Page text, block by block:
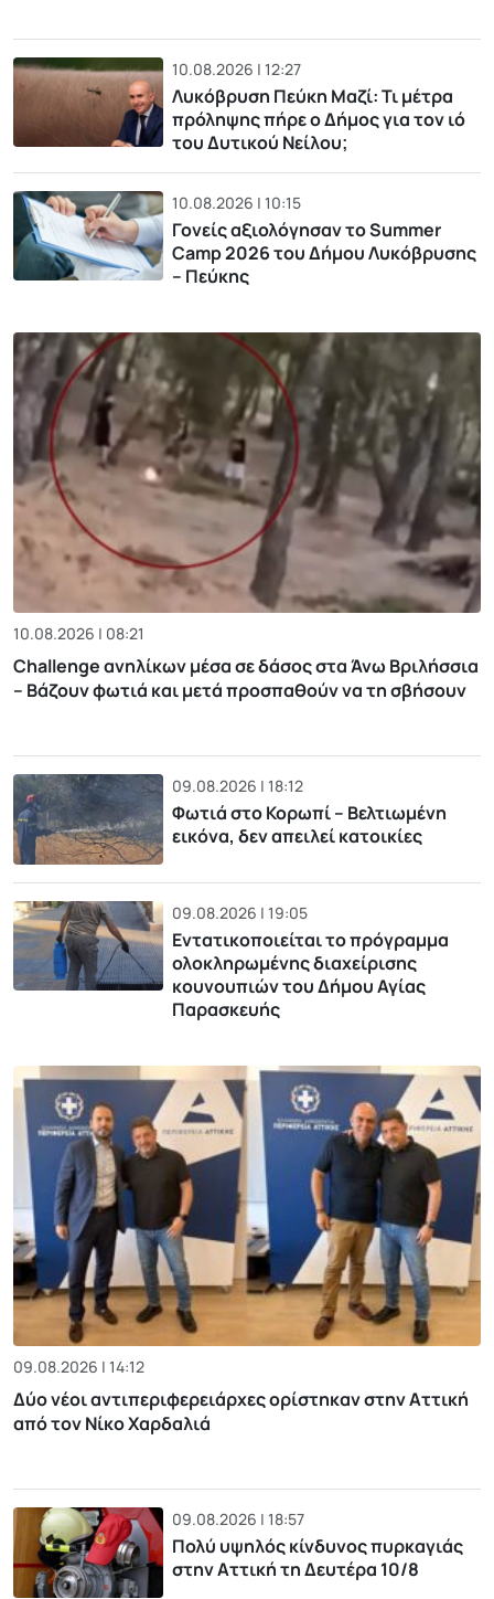
10.08.2026 | 12:27
Λυκόβρυση Πεύκη Μαζί: Τι μέτρα
πρόληψης πήρε ο Δήμος για τον ιό
του Δυτικού Νείλου;
10.08.2026 | 10:15
Γονείς αξιολόγησαν το Summer
Camp 2026 του Δήμου Λυκόβρυσης
– Πεύκης
10.08.2026 | 08:21
Challenge ανηλίκων μέσα σε δάσος στα Άνω Βριλήσσια
– Βάζουν φωτιά και μετά προσπαθούν να τη σβήσουν
09.08.2026 | 18:12
Φωτιά στο Κορωπί – Βελτιωμένη
εικόνα, δεν απειλεί κατοικίες
09.08.2026 | 19:05
Εντατικοποιείται το πρόγραμμα
ολοκληρωμένης διαχείρισης
κουνουπιών του Δήμου Αγίας
Παρασκευής
09.08.2026 | 14:12
Δύο νέοι αντιπεριφερειάρχες ορίστηκαν στην Αττική
από τον Νίκο Χαρδαλιά
09.08.2026 | 18:57
Πολύ υψηλός κίνδυνος πυρκαγιάς
στην Αττική τη Δευτέρα 10/8